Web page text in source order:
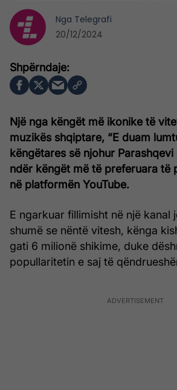
Një nga këngët më ikonike të
muzikës shqiptare, “E duam
këngëtares së njohur
ndër këngët më të preferuara të
në platformën YouTube.
E ngarkuar fillimisht në një kanal
shumë se nëntë vitesh, kënga
gati 6 milionë shikime, duke
popullaritetin e saj të
Nga Telegrafi
20/12/2024